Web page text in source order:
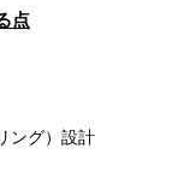
点
ング）設計